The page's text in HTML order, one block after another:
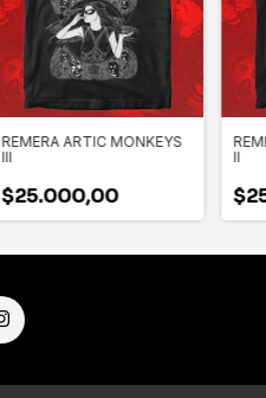
REMERA ARTIC MONKEYS
III
$25.000,00
II